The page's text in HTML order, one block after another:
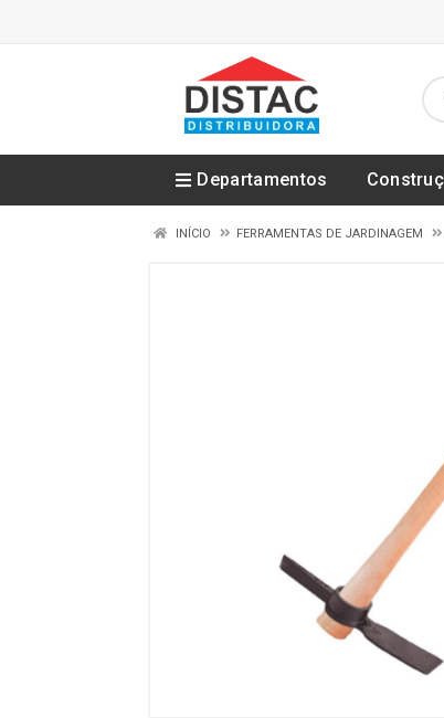
Departamentos
INÍCIO FERRAMENTAS DE JARDINAGEM